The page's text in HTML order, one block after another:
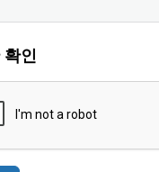
인